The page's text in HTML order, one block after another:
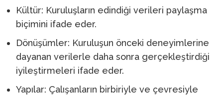
Kültür: Kuruluşların edindiği verileri paylaşma
biçimini ifade eder.
Dönüşümler: Kuruluşun önceki deneyimlerine
dayanan verilerle daha sonra gerçekleştirdiği
iyileştirmeleri ifade eder.
Yapılar: Çalışanların birbiriyle ve çevresiyle